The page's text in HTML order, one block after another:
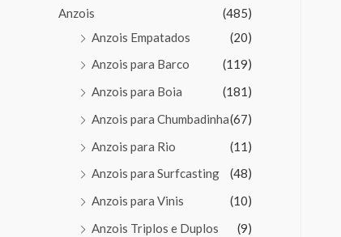
Anzois
(485)
Anzois Empatados
(20)
Anzois para Barco
(119)
Anzois para Boia
(181)
Anzois para Chumbadinha(67)
Anzois para Rio
(11)
Anzois para Surfcasting
(48)
Anzois para Vinis
(10)
Anzois Triplos e Duplos
(9)